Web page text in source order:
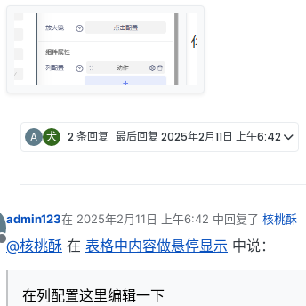
A 犬 2 条回复 最后回复 2025年2月11日 上午6:42
离线
admin123在 2025年2月11日 上午6:42 中回复了 核桃酥
最后由 编辑
@核桃酥 在 表格中内容做悬停显示 中说：
在列配置这里编辑一下